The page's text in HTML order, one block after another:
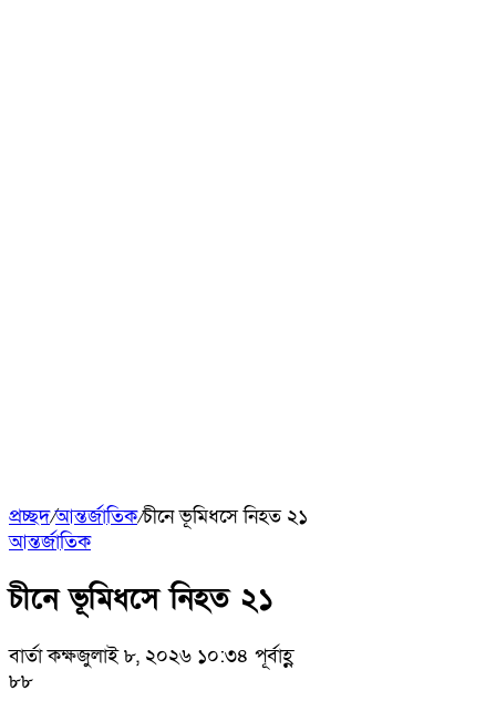
প্রচ্ছদ/আন্তর্জাতিক/চীনে ভূমিধসে নিহত ২১
আন্তর্জাতিক
চীনে ভূমিধসে নিহত ২১
বার্তা কক্ষজুলাই ৮, ২০২৬ ১০:৩৪ পূর্বাহ্ণ
৮৮